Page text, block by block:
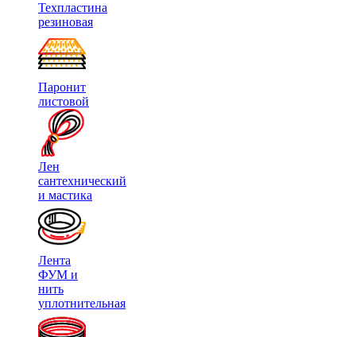
Техпластина
резиновая
Паронит
листовой
Лен
сантехнический
и мастика
Лента
ФУМ и
нить
уплотнительная